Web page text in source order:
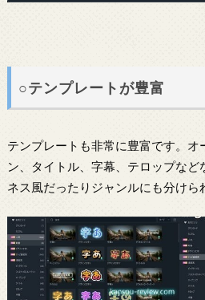
○テンプレートが豊富
テンプレートも非常に豊富です。オ
ン、タイトル、字幕、テロップな
ネス風だったりジャンルにも分けら